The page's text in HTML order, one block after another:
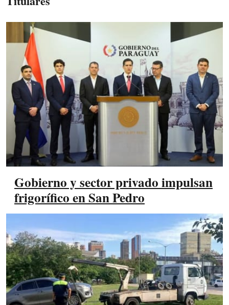
Gobierno y sector privado impulsan
frigorífico en San Pedro